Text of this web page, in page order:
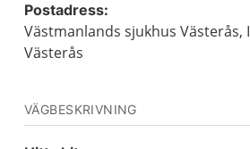
Postadress:
Västmanlands sjukhus Västerås,
Västerås
VÄGBESKRIVNING